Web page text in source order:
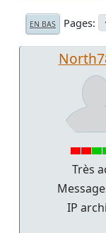
EN BAS Pages
Très
IP